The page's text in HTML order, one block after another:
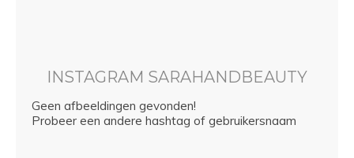
INSTAGRAM SARAHANDBEAUTY
Geen afbeeldingen gevonden!
Probeer een andere hashtag of gebruikersnaam